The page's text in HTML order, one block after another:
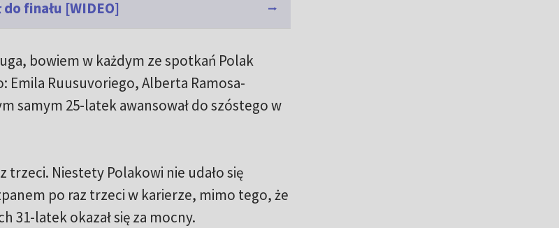
finału [WIDEO]
bowiem w każdym ze spotkań Polak
Emila Ruusuvoriego, Alberta Ramosa-
samym 25-latek awansował do szóstego w
trzeci. Niestety Polakowi nie udało się
po raz trzeci w karierze, mimo tego, że
31-latek okazał się za mocny.